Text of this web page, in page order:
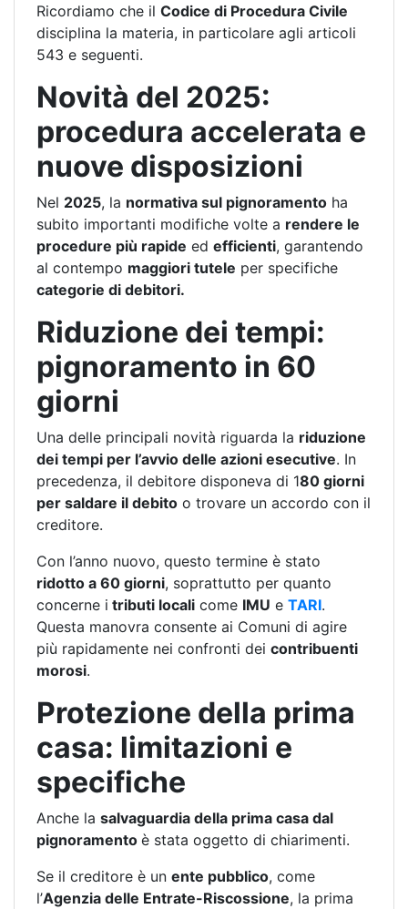
Ricordiamo che il Codice di Procedura Civile
disciplina la materia, in particolare agli articoli
543 e seguenti.
Novità del 2025:
procedura accelerata e
nuove disposizioni
Nel 2025, la normativa sul pignoramento ha
subito importanti modifiche volte a rendere le
procedure più rapide ed efficienti, garantendo
al contempo maggiori tutele per specifiche
categorie di debitori.
Riduzione dei tempi:
pignoramento in 60
giorni
Una delle principali novità riguarda la riduzione
dei tempi per l’avvio delle azioni esecutive. In
precedenza, il debitore disponeva di 180 giorni
per saldare il debito o trovare un accordo con il
creditore.
Con l’anno nuovo, questo termine è stato
ridotto a 60 giorni, soprattutto per quanto
concerne i tributi locali come IMU e TARI.
Questa manovra consente ai Comuni di agire
più rapidamente nei confronti dei contribuenti
morosi.
Protezione della prima
casa: limitazioni e
specifiche
Anche la salvaguardia della prima casa dal
pignoramento è stata oggetto di chiarimenti.
Se il creditore è un ente pubblico, come
l’Agenzia delle Entrate-Riscossione, la prima